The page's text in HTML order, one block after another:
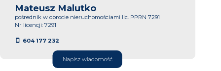
Mateusz Malutko
pośrednik w obrocie nieruchomościami lic. PPRN 7291
Nr licencji: 7291
604 177 232
Napisz wiadomość